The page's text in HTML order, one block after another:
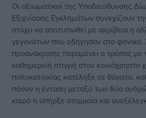
Οι αξιωματικοί της Υποδιεύθυνσης
Εξιχνίασης Εγκλημάτων συνεχίζουν
στόχο να αποτυπωθεί με ακρίβεια η
γεγονότων που οδήγησαν στο φονικό.
προανάκρισης παραμένει ο τρόπος με
καθημερινή στιγμή στον κοινόχρηστο
πολυκατοικίας κατέληξε σε θάνατο,
πόσον η ένταση μεταξύ των δύο
καιρό ή υπήρξε στιγμιαία και